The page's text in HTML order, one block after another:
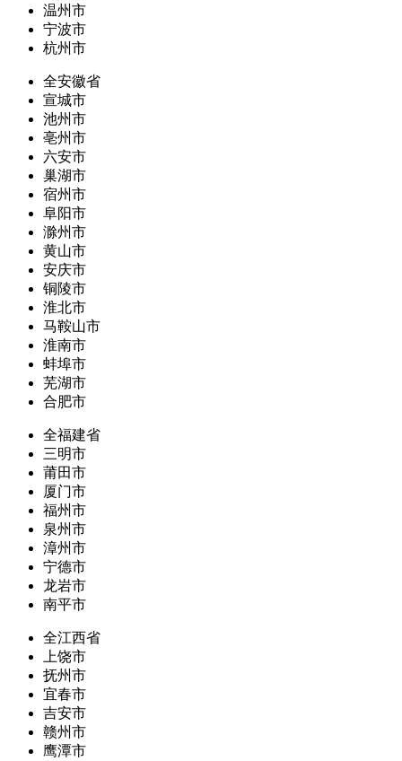
温州市
宁波市
杭州市
全安徽省
宣城市
池州市
亳州市
六安市
巢湖市
宿州市
阜阳市
滁州市
黄山市
安庆市
铜陵市
淮北市
马鞍山市
淮南市
蚌埠市
芜湖市
合肥市
全福建省
三明市
莆田市
厦门市
福州市
泉州市
漳州市
宁德市
龙岩市
南平市
全江西省
上饶市
抚州市
宜春市
吉安市
赣州市
鹰潭市